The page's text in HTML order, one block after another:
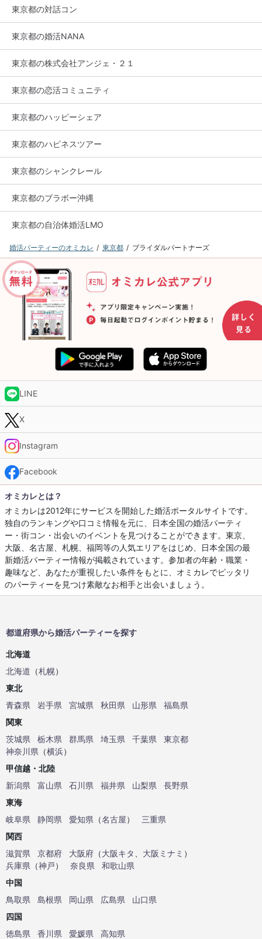
東京都の対話コン
東京都の婚活NANA
東京都の株式会社アンジェ・２１
東京都の恋活コミュニティ
東京都のハッピーシェア
東京都のハピネスツアー
東京都のシャンクレール
東京都のブラボー沖縄
東京都の自治体婚活LMO
婚活パーティーのオミカレ 東京都 ブライダルパートナーズ
LINE
X
Instagram
Facebook
オミカレとは？
オミカレは2012年にサービスを開始した婚活ポータルサイトです。
独自のランキングや口コミ情報を元に、日本全国の婚活パーティ
ー・街コン・出会いのイベントを見つけることができます。東京、
大阪、名古屋、札幌、福岡等の人気エリアをはじめ、日本全国の最
新婚活パーティー情報が掲載されています。参加者の年齢・職業・
趣味など、あなたが重視したい条件をもとに、オミカレでピッタリ
のパーティーを見つけ素敵なお相手と出会いましょう。
都道府県から婚活パーティーを探す
北海道
北海道 （札幌）
東北
青森県
岩手県 宮城県 秋田県 山形県
福島県
関東
茨城県
栃木県 群馬県 埼玉県 千葉県
東京都
神奈川県 （横浜）
甲信越・北陸
新潟県
富山県 石川県 福井県 山梨県
長野県
東海
岐阜県
静岡県 愛知県 （名古屋）
三重県
関西
滋賀県
京都府 大阪府 （大阪キタ 大阪ミナミ ）
兵庫県 （神戸） 奈良県
和歌山県
中国
鳥取県
島根県 岡山県 広島県
山口県
四国
徳島県
香川県 愛媛県
高知県